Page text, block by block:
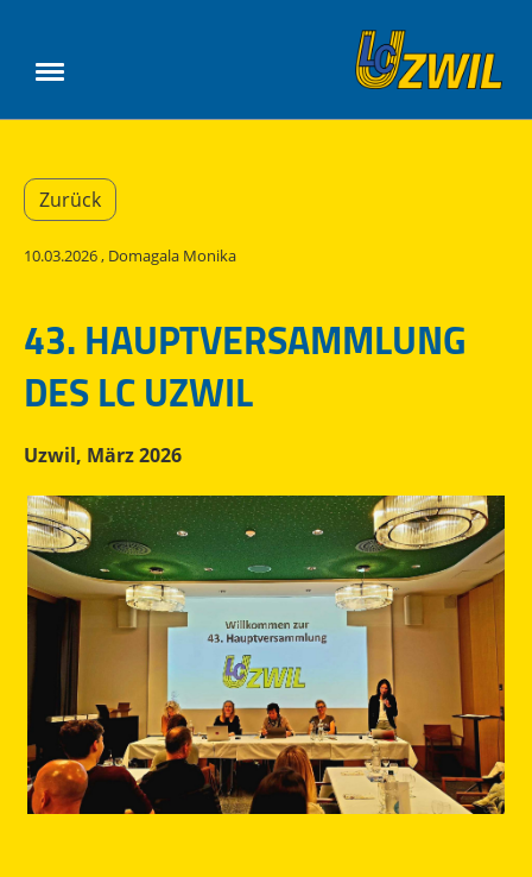
Zurück
10.03.2026, Domagala Monika
43. HAUPTVERSAMMLUNG
DES LC UZWIL
Uzwil, März 2026